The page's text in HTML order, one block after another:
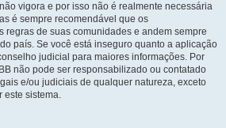
vigora e por isso não é realmente necessária
é sempre recomendável que os
regras de suas comunidades e andem sempre
país. Se você está inseguro quanto a aplicação
judicial para maiores informações. Por
não pode ser responsabilizado ou contatado
e/ou judiciais de qualquer natureza, exceto
este sistema.